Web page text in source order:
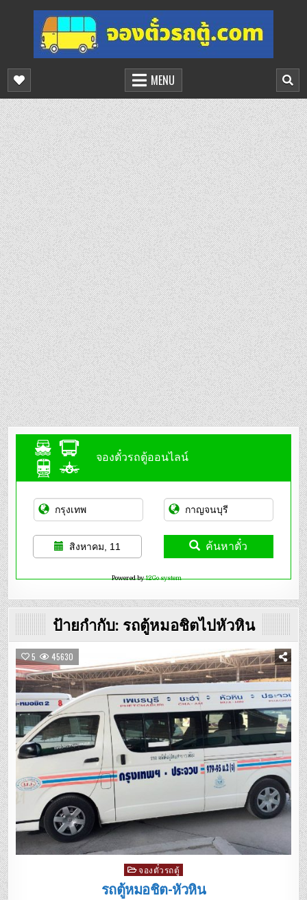
content
จองตั๋วรถตู้ออนไลน์
บริการจองตั๋วรถตู้ออนไลน์
MENU
จองตั๋วรถตู้ออนไลน์
สิงหาคม, 11 ค้นหาตั๋ว
Powered by12Go system
ป้ายกำกับ: รถตู้หมอชิตไปหัวหิน
5 45630
Posted
in
จองตั๋วรถตู้
รถตู้หมอชิต-หัวหิน